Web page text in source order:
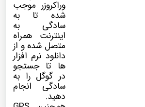
وراکروزر موجب
شده تا به
سادگی به
اینترنت همراه
متصل شده و از
دانلود نرم افزار
ها تا جستجو
در گوگل را به
سادگی انجام
دهید.